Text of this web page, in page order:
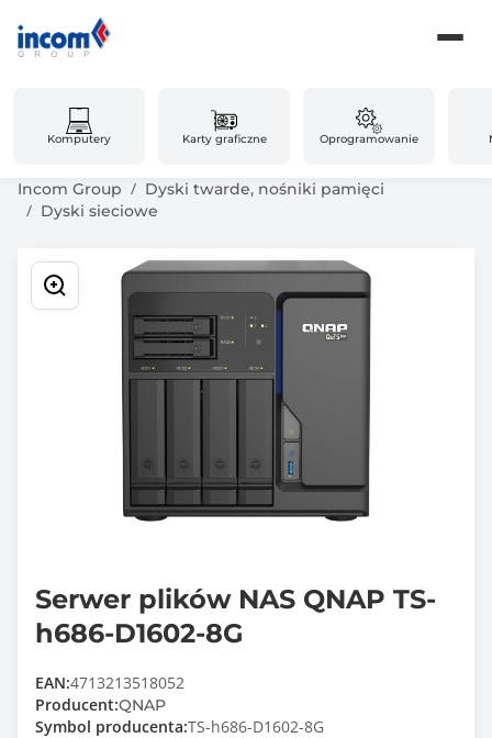
Komputery Karty graficzne Oprogramowanie
Incom Group
Dyski twarde, nośniki pamięci
Dyski sieciowe
Serwer plików NAS QNAP TS-
h686-D1602-8G
EAN:4713213518052
Producent:QNAP
Symbol producenta:TS-h686-D1602-8G